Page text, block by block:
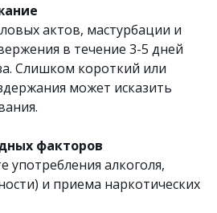
актов, мастурбации и
в течение 3-5 дней
Слишком короткий или
может исказить
факторов
употребления алкоголя,
и приема наркотических